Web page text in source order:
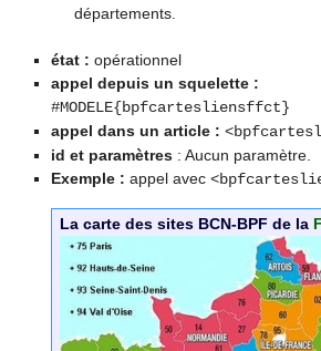
départements.
état : opérationnel
appel depuis un squelette :
#MODELE{bpfcartesliensffct}
appel dans un article :
id et paramètres: Aucun paramètre.
Exemple : appel avec
La carte des sites BCN-BPF de la